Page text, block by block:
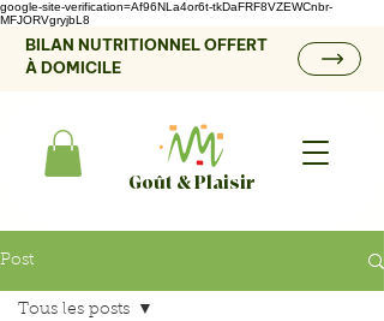
google-site-verification=Af96NLa4or6t-tkDaFRF8VZEWCnbr-
MFJORVgryjbL8
BILAN NUTRITIONNEL OFFERT
À DOMICILE
Goût & Plaisir
Post
Tous les posts